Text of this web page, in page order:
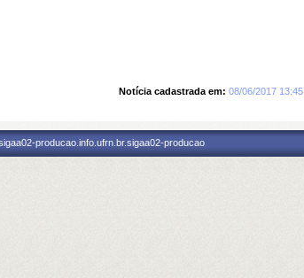
Notícia cadastrada em: 08/06/2017 13:45
producao.info.ufrn.br.sigaa02-producao